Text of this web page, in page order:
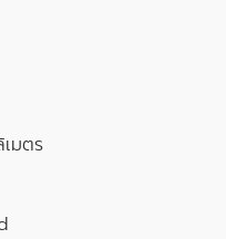
มตร